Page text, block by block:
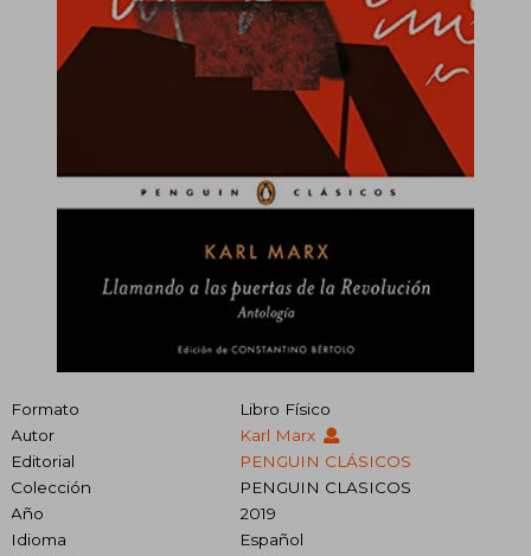
Formato
Libro Físico
Autor
Karl Marx
Editorial
PENGUIN CLÁSICOS
Colección
PENGUIN CLASICOS
Año
2019
Idioma
Español